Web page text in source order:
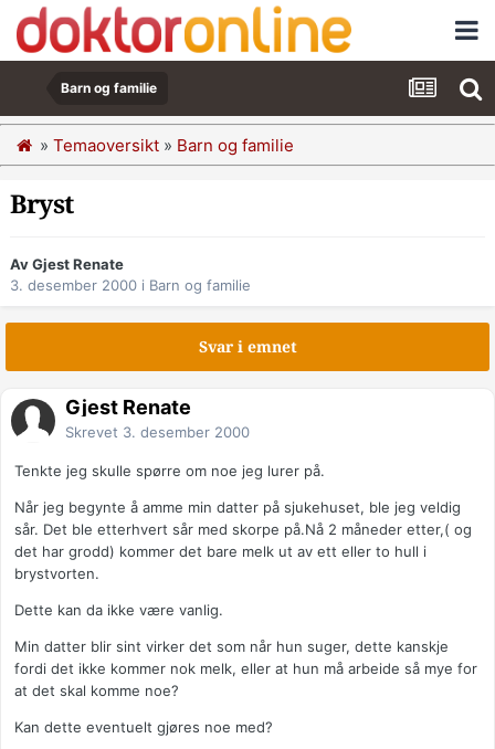
Barn og familie
» Temaoversikt » Barn og familie
Bryst
Av Gjest Renate
3. desember 2000 i Barn og familie
Svar i emnet
Gjest Renate
Skrevet 3. desember 2000
Tenkte jeg skulle spørre om noe jeg lurer på.
Når jeg begynte å amme min datter på sjukehuset, ble jeg veldig
sår. Det ble etterhvert sår med skorpe på.Nå 2 måneder etter,( og
det har grodd) kommer det bare melk ut av ett eller to hull i
brystvorten.
Dette kan da ikke være vanlig.
Min datter blir sint virker det som når hun suger, dette kanskje
fordi det ikke kommer nok melk, eller at hun må arbeide så mye for
at det skal komme noe?
Kan dette eventuelt gjøres noe med?